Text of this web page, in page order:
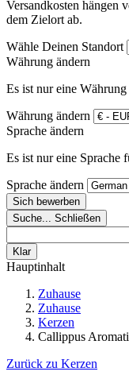
Versandkosten hängen
dem Zielort ab.
Wähle Deinen Standort
Währung ändern
Es ist nur eine
Währung ändern
Sprache ändern
Es ist nur eine Sprache
Sprache ändern
Sich bewerben
Suche...
Schließen
Klar
Hauptinhalt
Zuhause
Zuhause
Kerzen
Callippus
Zurück zu Kerzen